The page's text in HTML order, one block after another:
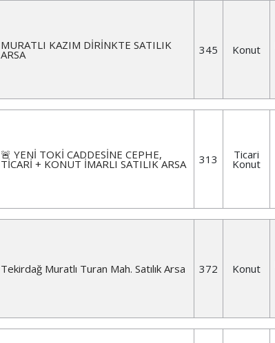
MURATLI KAZIM DİRİNKTE SATILIK
ARSA 345 Konut
🚨 YENİ TOKİ CADDESİNE CEPHE,
TİCARİ + KONUT İMARLI SATILIK ARSA 313 Ticari
Konut
Tekirdağ Muratlı Turan Mah. Satılık Arsa 372 Konut